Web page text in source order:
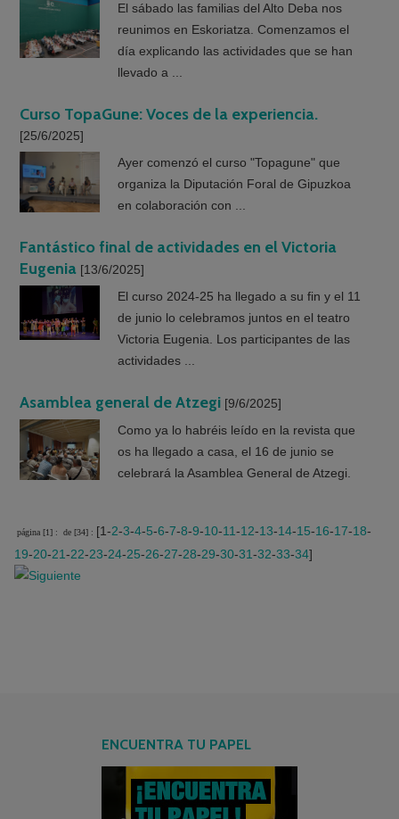
El sábado las familias del Alto Deba nos
reunimos en Eskoriatza. Comenzamos el
día explicando las actividades que se han
llevado a ...
Curso TopaGune: Voces de la experiencia.
[25/6/2025]
Ayer comenzó el curso "Topagune" que
organiza la Diputación Foral de Gipuzkoa
en colaboración con ...
Fantástico final de actividades en el Victoria
Eugenia [13/6/2025]
El curso 2024-25 ha llegado a su fin y el 11
de junio lo celebramos juntos en el teatro
Victoria Eugenia. Los participantes de las
actividades ...
Asamblea general de Atzegi [9/6/2025]
Como ya lo habréis leído en la revista que
os ha llegado a casa, el 16 de junio se
celebrará la Asamblea General de Atzegi.
página [1] : de [34] : [1-2-3-4-5-6-7-8-9-10-11-12-13-14-15-16-17-18-
19-20-21-22-23-24-25-26-27-28-29-30-31-32-33-34]
ENCUENTRA TU PAPEL